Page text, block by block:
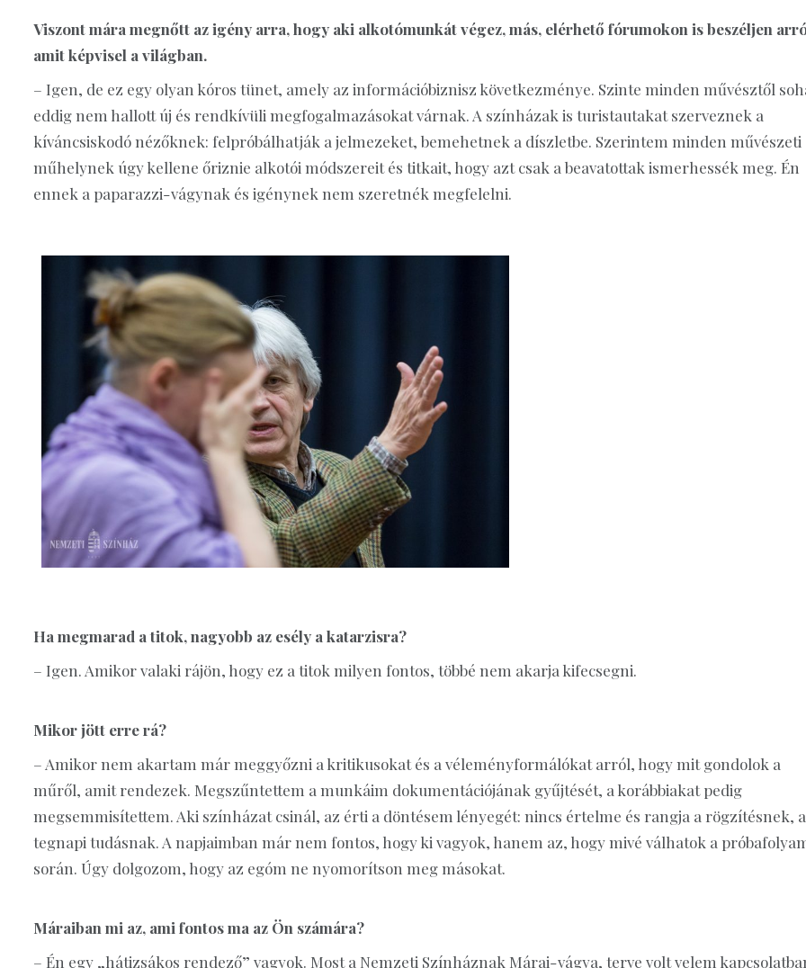
Viszont mára megnőtt az igény arra, hogy aki alkotómunkát végez, más, elérhető fórumokon is beszéljen
amit képvisel a világban.
– Igen, de ez egy olyan kóros tünet, amely az információbiznisz következménye. Szinte minden művésztől
eddig nem hallott új és rendkívüli megfogalmazásokat várnak. A színházak is turistautakat szerveznek a
kíváncsiskodó nézőknek: felpróbálhatják a jelmezeket, bemehetnek a díszletbe. Szerintem minden művészeti
műhelynek úgy kellene őriznie alkotói módszereit és titkait, hogy azt csak a beavatottak ismerhessék meg. Én
ennek a paparazzi-vágynak és igénynek nem szeretnék megfelelni.
Ha megmarad a titok, nagyobb az esély a katarzisra?
– Igen. Amikor valaki rájön, hogy ez a titok milyen fontos, többé nem akarja kifecsegni.
Mikor jött erre rá?
– Amikor nem akartam már meggyőzni a kritikusokat és a véleményformálókat arról, hogy mit gondolok a
műről, amit rendezek. Megszűntettem a munkáim dokumentációjának gyűjtését, a korábbiakat pedig
megsemmisítettem. Aki színházat csinál, az érti a döntésem lényegét: nincs értelme és rangja a rögzítésnek, a
tegnapi tudásnak. A napjaimban már nem fontos, hogy ki vagyok, hanem az, hogy mivé válhatok a
során. Úgy dolgozom, hogy az egóm ne nyomorítson meg másokat.
Máraiban mi az, ami fontos ma az Ön számára?
– Én egy „hátizsákos rendező” vagyok. Most a Nemzeti Színháznak Márai-vágya, terve volt velem